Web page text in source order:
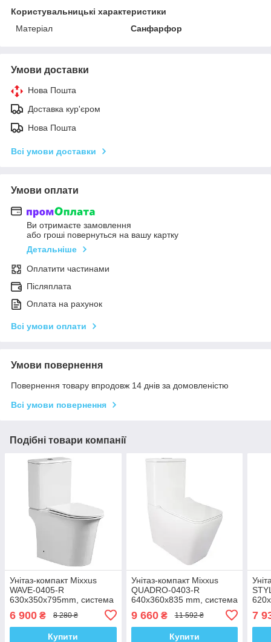
Користувальницькі характеристики
Матеріал
Санфарфор
Умови доставки
Нова Пошта
Доставка кур'єром
Нова Пошта
Всі умови доставки
Умови оплати
Ви отримаєте замовлення
або гроші повернуться на вашу картку
Детальніше
Оплатити частинами
Післяплата
Оплата на рахунок
Всі умови оплати
Умови повернення
Повернення товару впродовж 14 днів за домовленістю
Всі умови повернення
Подібні товари компанії
Унітаз-компакт Mixxus
WAVE-0405-R
630х350х795mm, система
змиву RIMLESS (MI6694)
6 900 ₴ 8 280 ₴
Купити
Унітаз-компакт Mixxus
QUADRO-0403-R
640x360x835 mm, система
змиву RIMLESS (MI6710)
9 660₴ 11 592 ₴
Купити
7